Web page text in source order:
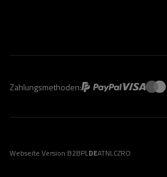
Zahlungsmethoden:
Webseite Version:B2BPLDEATNLCZRO